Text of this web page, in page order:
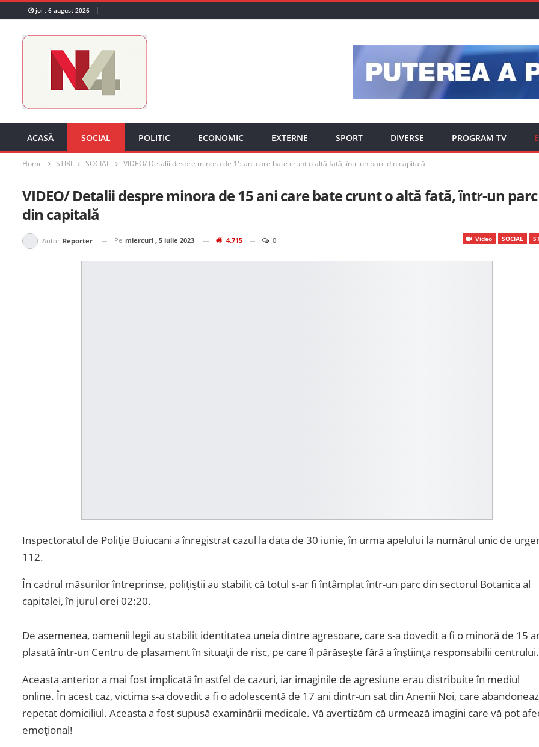
joi , 6 august 2026
ACASĂ SOCIAL POLITIC ECONOMIC EXTERNE SPORT DIVERSE PROGRAM TV
Home STIRI SOCIAL VIDEO/ Detalii despre minora de 15 ani care bate crunt o altă fată, într-un parc din capitală
VIDEO/ Detalii despre minora de 15 ani care bate crunt o altă fată, într-un parc
din capitală
Video SOCIAL
Autor Reporter Pe miercuri , 5 iulie 2023 4.715 0
Inspectoratul de Poliție Buiucani a înregistrat cazul la data de 30 iunie, în urma apelului la numărul unic de
112.
În cadrul măsurilor întreprinse, polițiștii au stabilit că totul s-ar fi întâmplat într-un parc din sectorul Botanica al
capitalei, în jurul orei 02:20.
De asemenea, oamenii legii au stabilit identitatea uneia dintre agresoare, care s-a dovedit a fi o minoră de 15
plasată într-un Centru de plasament în situații de risc, pe care îl părăsește fără a înștiința responsabilii centrului.
Aceasta anterior a mai fost implicată în astfel de cazuri, iar imaginile de agresiune erau distribuite în mediul
online. În acest caz, victima s-a dovedit a fi o adolescentă de 17 ani dintr-un sat din Anenii Noi, care
repetat domiciliul. Aceasta a fost supusă examinării medicale. Vă avertizăm că urmează imagini care vă pot
emoțional!